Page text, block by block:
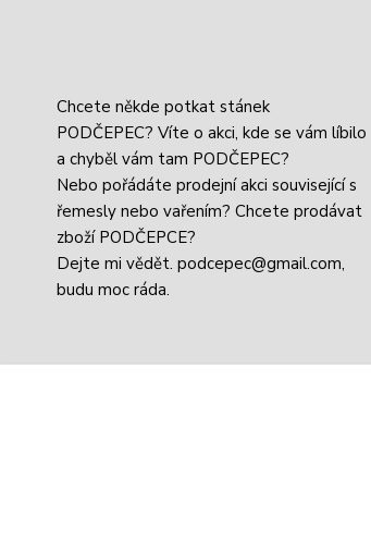
Chcete někde potkat stánek
PODČEPEC? Víte o akci, kde se vám líbilo
a chyběl vám tam PODČEPEC?
Nebo pořádáte prodejní akci související s
řemesly nebo vařením? Chcete prodávat
zboží PODČEPCE?
Dejte mi vědět. podcepec@gmail.com,
budu moc ráda.